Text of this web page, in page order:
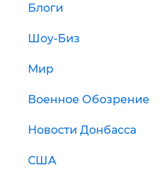
Блоги
Шоу-Биз
Мир
Военное Обозрение
Новости Донбасса
США